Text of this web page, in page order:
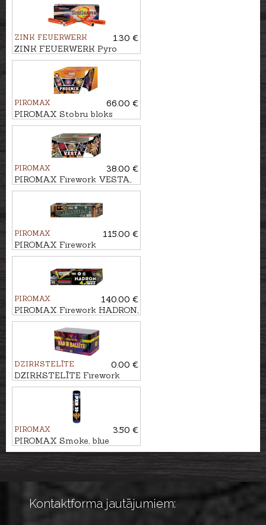
ZINK FEUERWERK
1.30 €
ZINK FEUERWERK Pyro
flash-bang cartridges
SUNGRAZER, 15mm
PIROMAX
66.00 €
PIROMAX Stobru bloks
PHOENIX, 64 - shots
PIROMAX
38.00 €
PIROMAX Firework VESTA,
60 - shots
PIROMAX
115.00 €
PIROMAX Firework
REMINGTON, 144 - shots
PIROMAX
140.00 €
PIROMAX Firework HADRON,
100 - shots
DZIRKSTELĪTE
0.00 €
DZIRKSTELĪTE Firework
KAD IR BALLĪTE, 60 - shots
PIROMAX
3.50 €
PIROMAX Smoke, blue
PXM30
Kontaktforma jautājumiem: